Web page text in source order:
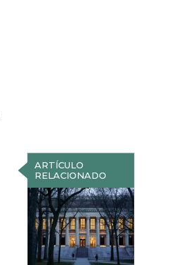
ARTÍCULO
RELACIONADO